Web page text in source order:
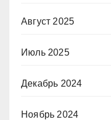
Август 2025
Июль 2025
Декабрь 2024
Ноябрь 2024